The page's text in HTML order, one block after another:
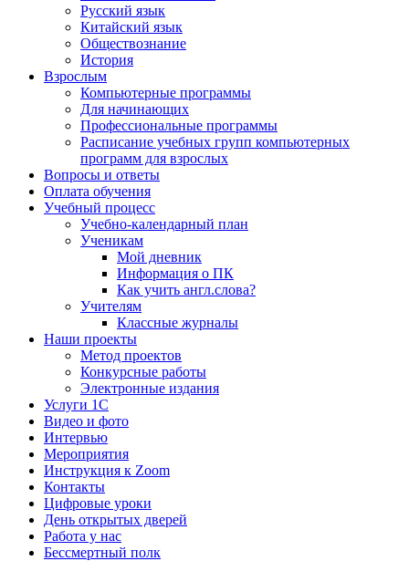
Русский язык
Китайский язык
Обществознание
История
Взрослым
Компьютерные программы
Для начинающих
Профессиональные программы
Расписание учебных групп компьютерных
программ для взрослых
Вопросы и ответы
Оплата обучения
Учебный процесс
Учебно-календарный план
Ученикам
Мой дневник
Информация о ПК
Как учить англ.слова?
Учителям
Классные журналы
Наши проекты
Метод проектов
Конкурсные работы
Электронные издания
Услуги 1C
Видео и фото
Интервью
Мероприятия
Инструкция к Zoom
Контакты
Цифровые уроки
День открытых дверей
Работа у нас
Бессмертный полк